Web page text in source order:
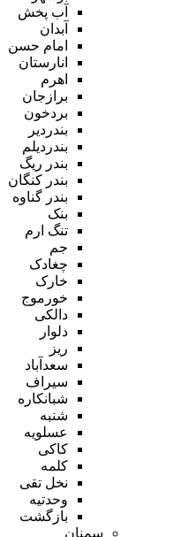
آب پخش
آبدان
امام حسن
انارستان
اهرم
برازجان
بردخون
بندردیر
بندردیلم
بندر ریگ
بندر کنگان
بندر گناوه
بنک
تنگ ارم
جم
چغادک
خارک
خورموج
دالکی
دلوار
ریز
سعدآباد
سیراف
شبانکاره
شنبه
عسلویه
کاکی
کلمه
نخل تقی
وحدتیه
بازگشت
سمنان